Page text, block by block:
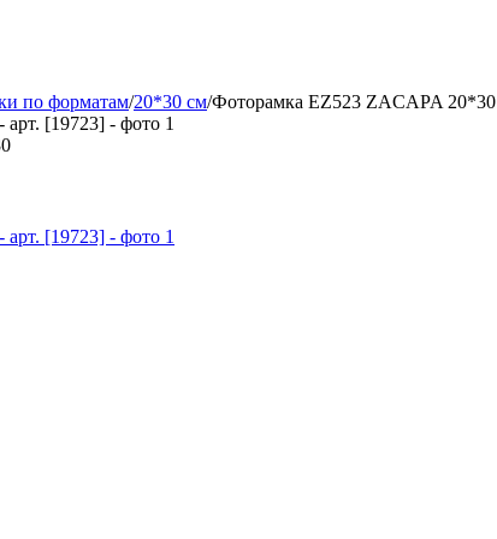
по форматам/20*30 см/Фоторамка EZ523 ZACAPA 20*30